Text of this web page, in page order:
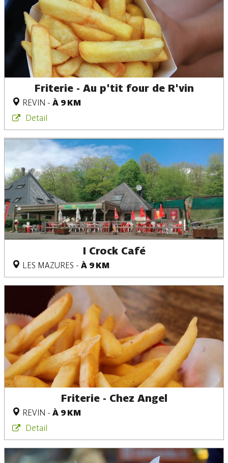
Friterie - Au p'tit four de R'vin
REVIN - À 9 KM
Detail
I Crock Café
LES MAZURES - À 9 KM
Friterie - Chez Angel
REVIN - À 9 KM
Detail